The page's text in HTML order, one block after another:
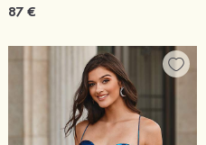
87 €